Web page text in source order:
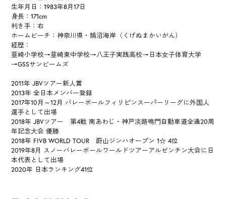
生年月日：1983年8月17日
身長：171cm
利き手：右
ホームビーチ：神奈川県・鵠沼海岸（くげぬまかいがん）
経歴：
韮崎小学校→韮崎東中学校→八王子実践高校→日本女子体育大学
→GSSサンビームズ
2011年 JBVツアー新人賞
2013年 全日本メンバー登録
2017年10月～12月 バレーボールフィリピンスーパーリーグに外国人
選手として出場
2018年 JBVツアー 第4戦 南あわじ・神戸淡路鳴門自動車道全通20周
年記念大会 優勝
2018年 FIVB WORLD TOUR 蔚山ジンハオープン 1☆ 4位
2019年8月 スノーバレーボールワールドツアーアルゼンチン大会に日
本代表として出場
2020年 日本ランキング41位